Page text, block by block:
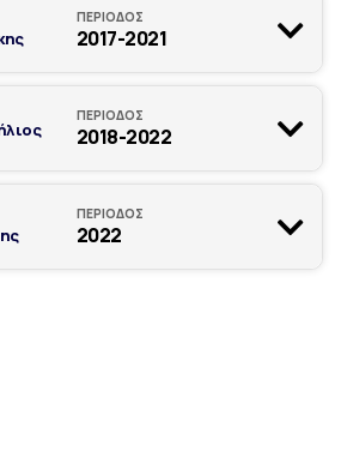
ΠΕΡΙΟΔΟΣ
2017-2021
ΠΕΡΙΟΔΟΣ
2018-2022
ΠΕΡΙΟΔΟΣ
2022